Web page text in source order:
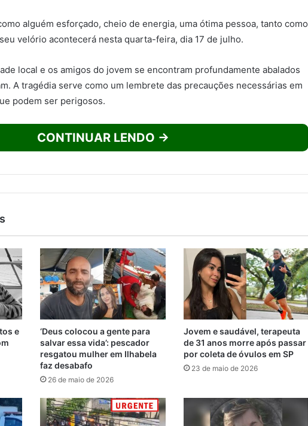
alguém esforçado, cheio de energia, uma ótima pessoa, tanto como
velório acontecerá nesta quarta-feira, dia 17 de julho.
local e os amigos do jovem se encontram profundamente abalados
A tragédia serve como um lembrete das precauções necessárias em
podem ser perigosos.
CONTINUAR LENDO →
e
‘Deus colocou a gente para
salvar essa vida’: pescador
resgatou mulher em Ilhabela
faz desabafo
26 de maio de 2026
Jovem e saudável, terapeuta
de 31 anos morre após passar
por coleta de óvulos em SP
23 de maio de 2026